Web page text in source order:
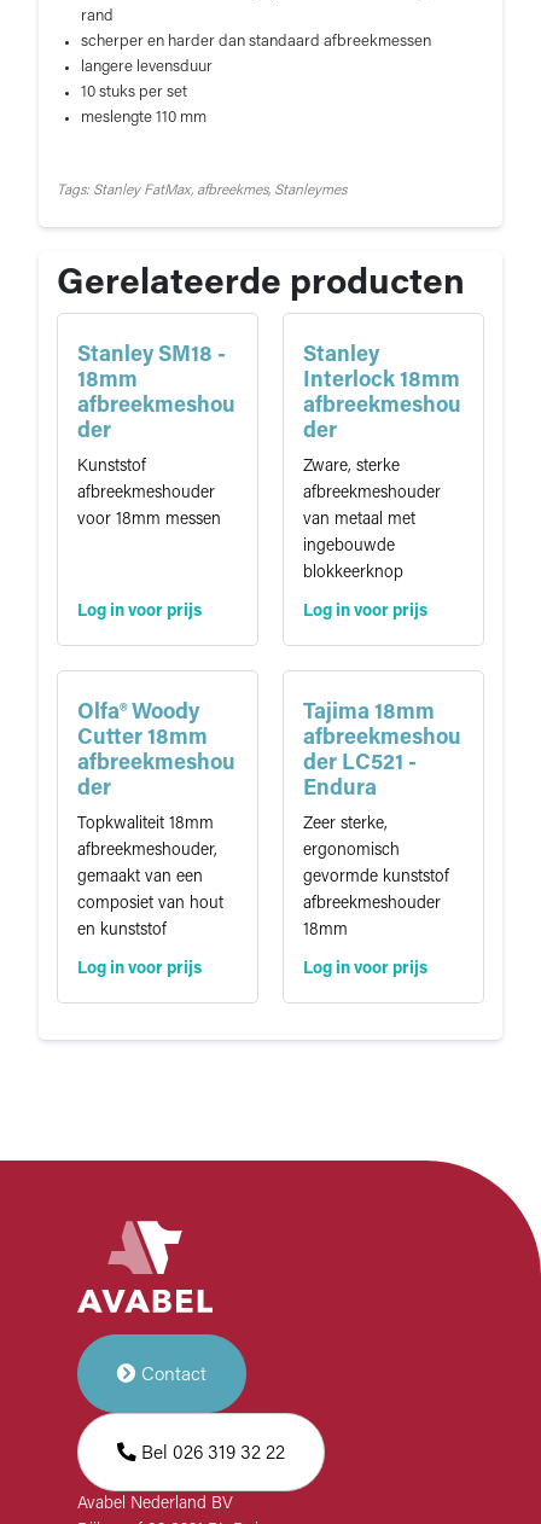
rand
scherper en harder dan standaard afbreekmessen
langere levensduur
10 stuks per set
meslengte 110 mm
Tags: Stanley FatMax, afbreekmes, Stanleymes
Gerelateerde producten
Stanley SM18 -
18mm
afbreekmeshou
der
Kunststof
afbreekmeshouder
voor 18mm messen
Log in voor prijs
Stanley
Interlock 18mm
afbreekmeshou
der
Zware, sterke
afbreekmeshouder
van metaal met
ingebouwde
blokkeerknop
Log in voor prijs
Olfa® Woody
Cutter 18mm
afbreekmeshou
der
Topkwaliteit 18mm
afbreekmeshouder,
gemaakt van een
composiet van hout
en kunststof
Log in voor prijs
Tajima 18mm
afbreekmeshou
der LC521 -
Endura
Zeer sterke,
ergonomisch
gevormde kunststof
afbreekmeshouder
18mm
Log in voor prijs
Contact
Bel 026 319 32 22
Avabel Nederland BV